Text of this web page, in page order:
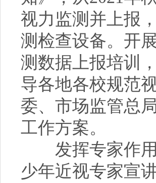
视力监测并上报
测检查设备。开
测数据上报培训
导各地各校规范
委、市场监管总
工作方案。
发挥专家作用
少年近视专家宣